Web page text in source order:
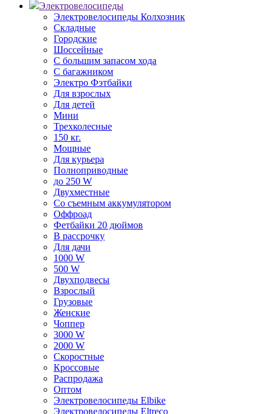
Электровелосипеды
Электровелосипеды Колхозник
Складные
Городские
Шоссейные
С большим запасом хода
С багажником
Электро Фэтбайки
Для взрослых
Для детей
Мини
Трехколесные
150 кг.
Мощные
Для курьера
Полноприводные
до 250 W
Двухместные
Со съемным аккумулятором
Оффроад
Фетбайки 20 дюймов
В рассрочку
Для дачи
1000 W
500 W
Двухподвесы
Взрослый
Грузовые
Женские
Чоппер
3000 W
2000 W
Скоростные
Кроссовые
Распродажа
Оптом
Электровелосипеды Elbike
Электровелосипеды Eltreco